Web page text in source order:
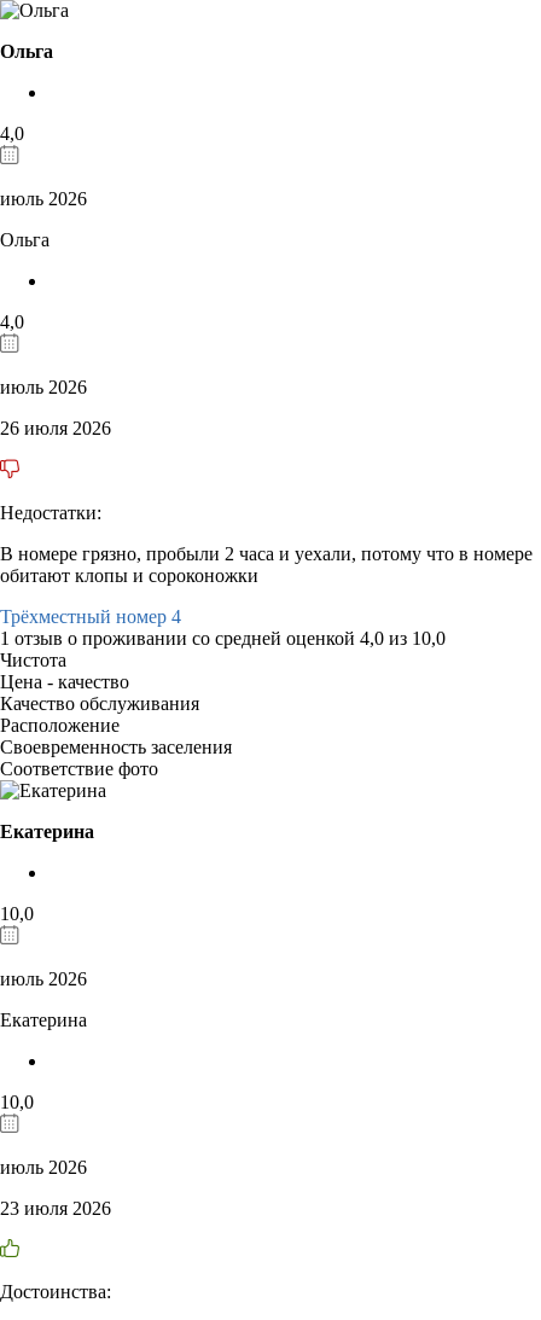
Ольга
4,0
июль 2026
Ольга
4,0
июль 2026
26 июля 2026
Недостатки:
В номере грязно, пробыли 2 часа и уехали, потому что в номере
обитают клопы и сороконожки
Трёхместный номер 4
1 отзыв о проживании со средней оценкой 4,0 из 10,0
Чистота
Цена - качество
Качество обслуживания
Расположение
Своевременность заселения
Соответствие фото
Екатерина
10,0
июль 2026
Екатерина
10,0
июль 2026
23 июля 2026
Достоинства: